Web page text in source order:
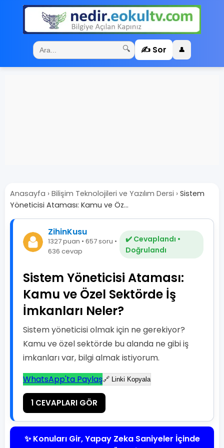
🔍 ✍️ Sor 👤
Anasayfa › Bilişim Teknolojileri ve Yazılım Dersi › Sistem
Yöneticisi Ataması: Kamu ve Öz...
ZihinKusu
1327 puan • 657 soru •
636 cevap
✔️ Cevaplandı •
Doğrulandı
Sistem Yöneticisi Ataması:
Kamu ve Özel Sektörde İş
İmkanları Neler?
Sistem yöneticisi olmak için ne gerekiyor?
Kamu ve özel sektörde bu alanda ne gibi iş
imkanları var, bilgi almak istiyorum.
WhatsApp'ta Paylaş🔗 Linki Kopyala
1 CEVAPLARI GÖR
✨ Konuları Gir, Yapay Zeka Saniyeler İçinde